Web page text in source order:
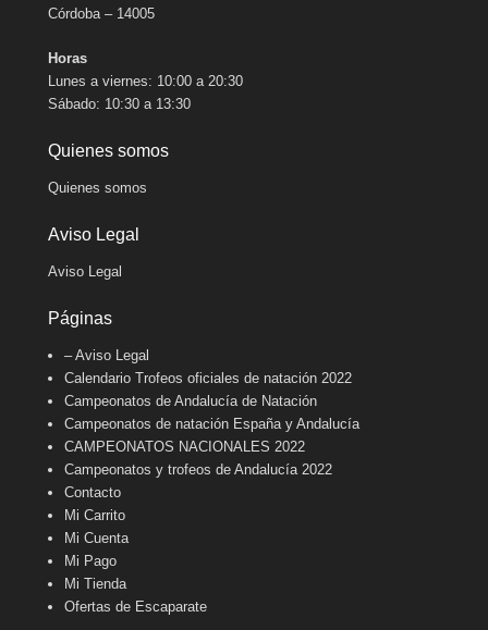
Córdoba – 14005
Horas
Lunes a viernes: 10:00 a 20:30
Sábado: 10:30 a 13:30
Quienes somos
Quienes somos
Aviso Legal
Aviso Legal
Páginas
– Aviso Legal
Calendario Trofeos oficiales de natación 2022
Campeonatos de Andalucía de Natación
Campeonatos de natación España y Andalucía
CAMPEONATOS NACIONALES 2022
Campeonatos y trofeos de Andalucía 2022
Contacto
Mi Carrito
Mi Cuenta
Mi Pago
Mi Tienda
Ofertas de Escaparate